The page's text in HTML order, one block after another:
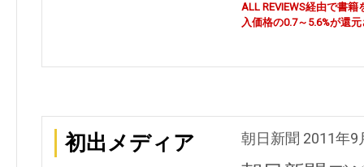
ALL REVIEWS経由で書
入価格の0.7～5.6%が還
初出メディア 朝日新聞 2011年9